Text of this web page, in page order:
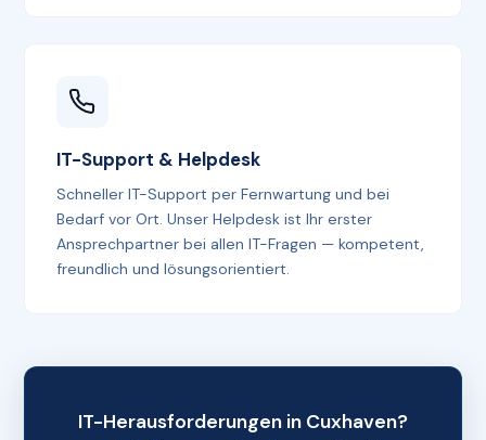
IT-Support & Helpdesk
Schneller IT-Support per Fernwartung und bei
Bedarf vor Ort. Unser Helpdesk ist Ihr erster
Ansprechpartner bei allen IT-Fragen — kompetent,
freundlich und lösungsorientiert.
IT-Herausforderungen in Cuxhaven?